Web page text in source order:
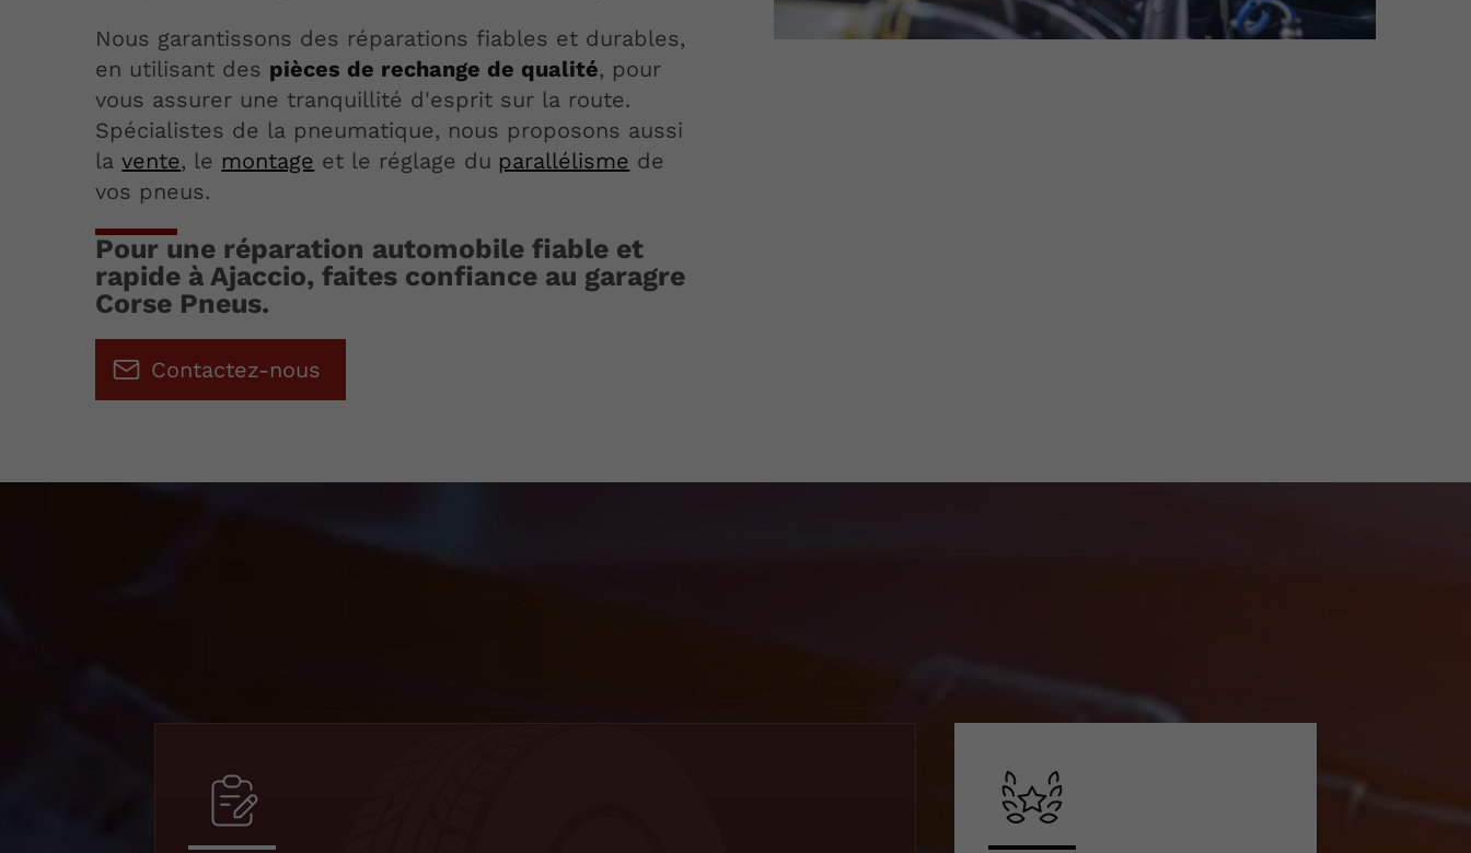
Nous garantissons des réparations fiables et durables,
en utilisant des pièces de rechange de qualité, pour
vous assurer une tranquillité d'esprit sur la route.
Spécialistes de la pneumatique, nous proposons aussi
lavente, le montage et le réglage du parallélisme de
vos pneus.
Pour une réparation automobile fiable et
rapide à Ajaccio, faites confiance au garagre
Corse Pneus.
Contactez-nous